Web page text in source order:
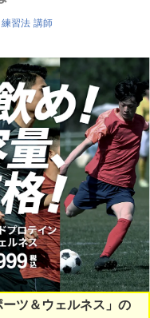
練習法 講師
ツ＆ウェルネス」の